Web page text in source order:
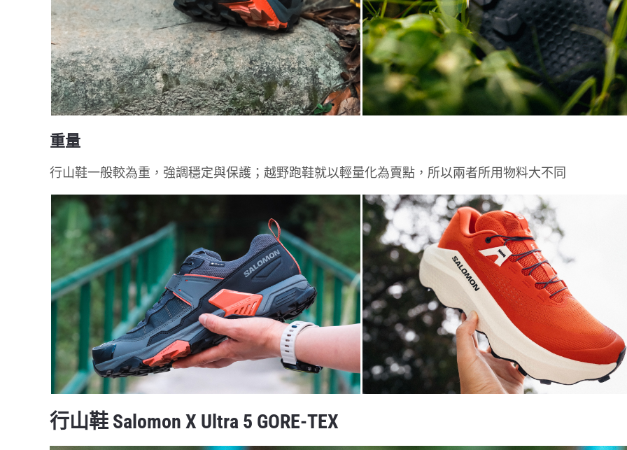
重量
行山鞋一般較為重，強調穩定與保護；越野跑鞋就以輕量化為賣點，所以兩者所用物料大不同
行山鞋 Salomon X Ultra 5 GORE-TEX